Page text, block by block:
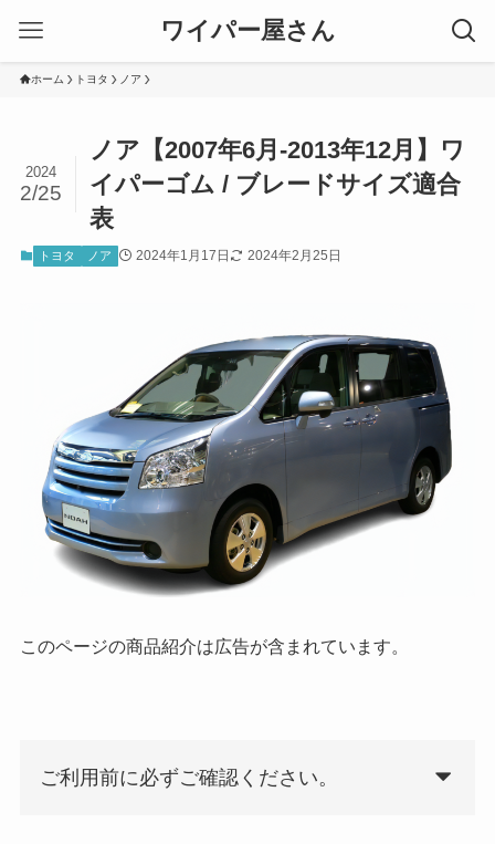
ワイパー屋さん
ホーム トヨタ ノア
ノア【2007年6月-2013年12月】ワ
イパーゴム / ブレードサイズ適合
表
2024
2/25
トヨタ ノア 2024年1月17日 2024年2月25日
このページの商品紹介は広告が含まれています。
ご利用前に必ずご確認ください。